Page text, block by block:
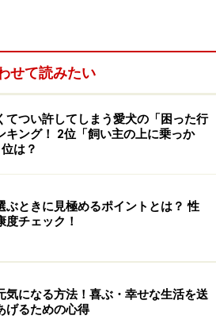
べく変わったものなどは与えず、
ようにしたいところ。旅先での
いへんなものです。万一、病気や
に連れて行っても大丈夫かどう
、無理をさせないこと。旅行に行
もあるのですから。
せて読みたい
てつい許してしまう愛犬の「困った行
キング！ 2位「飼い主の上に乗っか
は？
ぶときに見極めるポイントとは？ 性
度チェック！
気になる方法！喜ぶ・幸せな生活を送
げるための心得